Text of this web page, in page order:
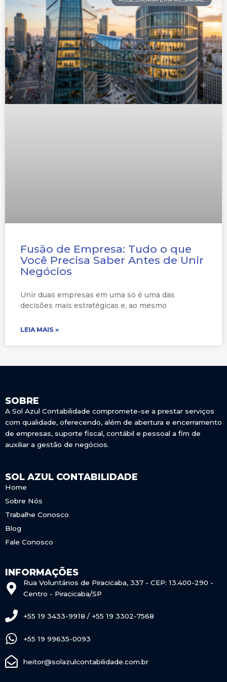
Fusão de Empresa: Tudo o que
Você Precisa Saber Antes de Unir
Negócios
Unir duas empresas em uma só é uma das
decisões mais estratégicas e, ao mesmo
LEIA MAIS »
SOBRE
A Sol Azul Contabilidade compromete-se a prestar serviços
com qualidade, oferecendo, além de abertura e encerramento
de empresas, suporte fiscal, contábil e pessoal a fim de
auxiliar a gestão de negócios.
SOL AZUL CONTABILIDADE
Home
Sobre Nós
Trabalhe Conosco
Blog
Fale Conosco
INFORMAÇÕES
Rua Voluntários de Piracicaba, 337 - CEP: 13.400-290 -
Centro - Piracicaba/SP
+55 19 3433-9918 / +55 19 3302-7568
+55 19 99635-0093
heitor@solazulcontabilidade.com.br